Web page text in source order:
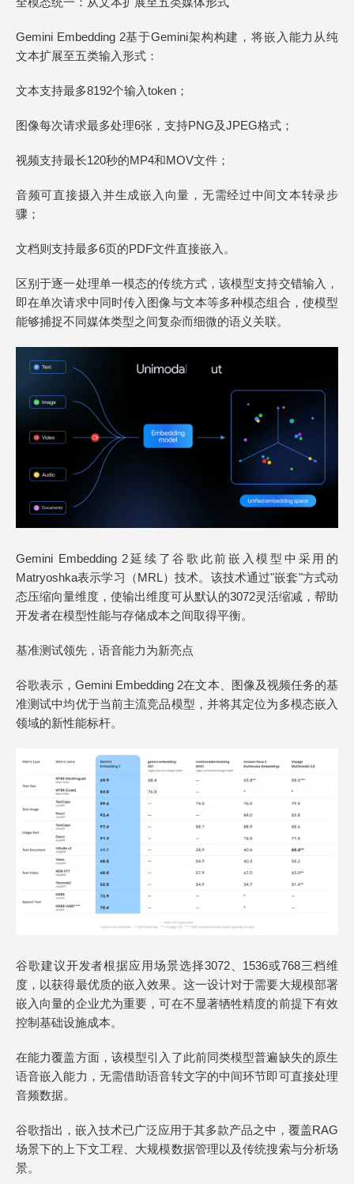
Gemini Embedding 2基于Gemini架构构建，将嵌入能力从纯
文本扩展至五类输入形式：
文本支持最多8192个输入token；
图像每次请求最多处理6张，支持PNG及JPEG格式；
视频支持最长120秒的MP4和MOV文件；
音频可直接摄入并生成嵌入向量，无需经过中间文本转录步
骤；
文档则支持最多6页的PDF文件直接嵌入。
区别于逐一处理单一模态的传统方式，该模型支持交错输入，
即在单次请求中同时传入图像与文本等多种模态组合，使模型
能够捕捉不同媒体类型之间复杂而细微的语义关联。
Gemini Embedding 2延续了谷歌此前嵌入模型中采用的
Matryoshka表示学习（MRL）技术。该技术通过"嵌套"方式动
态压缩向量维度，使输出维度可从默认的3072灵活缩减，帮助
开发者在模型性能与存储成本之间取得平衡。
基准测试领先，语音能力为新亮点
谷歌表示，Gemini Embedding 2在文本、图像及视频任务的基
准测试中均优于当前主流竞品模型，并将其定位为多模态嵌入
领域的新性能标杆。
谷歌建议开发者根据应用场景选择3072、1536或768三档维
度，以获得最优质的嵌入效果。这一设计对于需要大规模部署
嵌入向量的企业尤为重要，可在不显著牺牲精度的前提下有效
控制基础设施成本。
在能力覆盖方面，该模型引入了此前同类模型普遍缺失的原生
语音嵌入能力，无需借助语音转文字的中间环节即可直接处理
音频数据。
谷歌指出，嵌入技术已广泛应用于其多款产品之中，覆盖RAG
场景下的上下文工程、大规模数据管理以及传统搜索与分析场
景。